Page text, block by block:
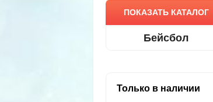
ПОКАЗАТЬ КАТАЛОГ
Бейсбол
Только в наличии